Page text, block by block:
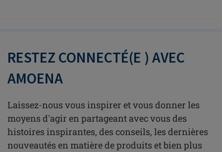
RESTEZ CONNECTÉ(E ) AVEC
AMOENA
Laissez-nous vous inspirer et vous donner les
moyens d'agir en partageant avec vous des
histoires inspirantes, des conseils, les dernières
nouveautés en matière de produits et bien plus